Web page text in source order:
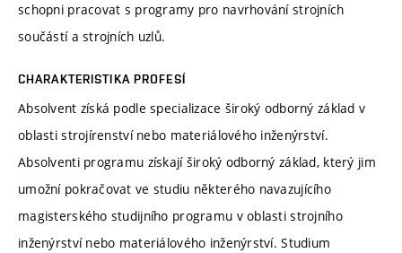
schopni pracovat s programy pro navrhování strojních
součástí a strojních uzlů.
CHARAKTERISTIKA PROFESÍ
Absolvent získá podle specializace široký odborný základ v
oblasti strojírenství nebo materiálového inženýrství.
Absolventi programu získají široký odborný základ, který jim
umožní pokračovat ve studiu některého navazujícího
magisterského studijního programu v oblasti strojního
inženýrství nebo materiálového inženýrství. Studium